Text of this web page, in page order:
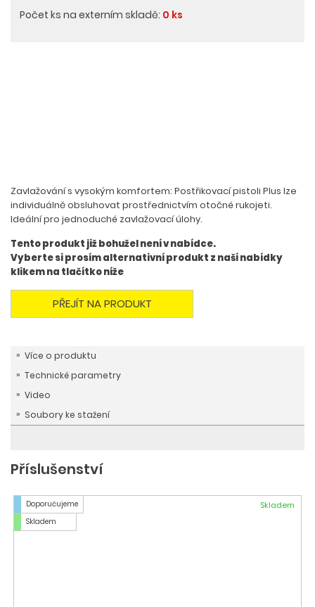
Počet ks na externím skladě: 0 ks
Zavlažování s vysokým komfortem: Postřikovací pistoli Plus lze
individuálně obsluhovat prostřednictvím otočné rukojeti.
Ideální pro jednoduché zavlažovací úlohy.
Tento produkt již bohužel není v nabídce.
Vyberte si prosím alternativní produkt z naší nabídky
klikem na tlačítko níže
PŘEJÍT NA PRODUKT
Více o produktu
Technické parametry
Video
Soubory ke stažení
Příslušenství
Doporučujeme
Skladem
Skladem